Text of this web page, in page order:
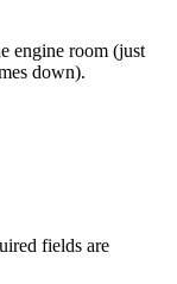
engine room (just
down).
fields are